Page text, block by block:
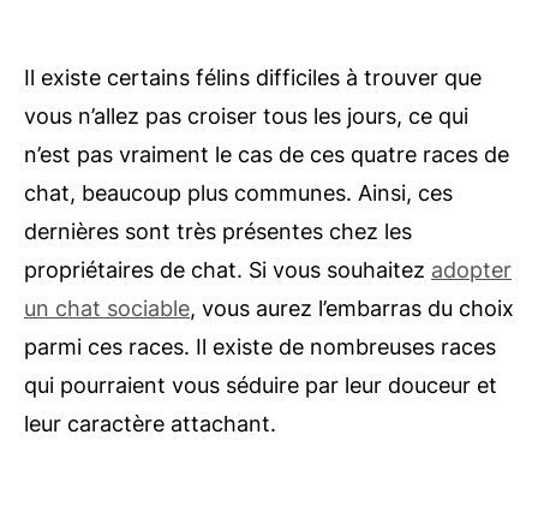
Il existe certains félins difficiles à trouver que
vous n’allez pas croiser tous les jours, ce qui
n’est pas vraiment le cas de ces quatre races de
chat, beaucoup plus communes. Ainsi, ces
dernières sont très présentes chez les
propriétaires de chat. Si vous souhaitez adopter
un chat sociable, vous aurez l’embarras du choix
parmi ces races. Il existe de nombreuses races
qui pourraient vous séduire par leur douceur et
leur caractère attachant.